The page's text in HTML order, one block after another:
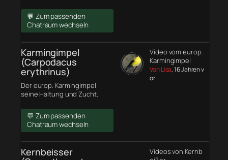
💬 Zum passenden
Chatraum wechseln
Karmingimpel
(Carpodacus
erythrinus)
Der europ. Karmingimpel
seine Haltung und Zucht.
💬 Zum passenden
Chatraum wechseln
Video vom europ.
Karmingimpel
Von Lisa, 16 Jahren v
or
Kernbeisser
Videos von Kernb